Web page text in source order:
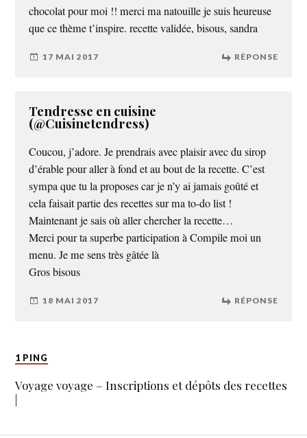
chocolat pour moi !! merci ma natouille je suis heureuse
que ce thème t’inspire. recette validée, bisous, sandra
17 MAI 2017 RÉPONSE
Tendresse en cuisine
(@Cuisinetendress)
Coucou, j’adore. Je prendrais avec plaisir avec du sirop
d’érable pour aller à fond et au bout de la recette. C’est
sympa que tu la proposes car je n’y ai jamais goûté et
cela faisait partie des recettes sur ma to-do list !
Maintenant je sais où aller chercher la recette…
Merci pour ta superbe participation à Compile moi un
menu. Je me sens très gâtée là
Gros bisous
18 MAI 2017 RÉPONSE
1 PING
Voyage voyage – Inscriptions et dépôts des recettes